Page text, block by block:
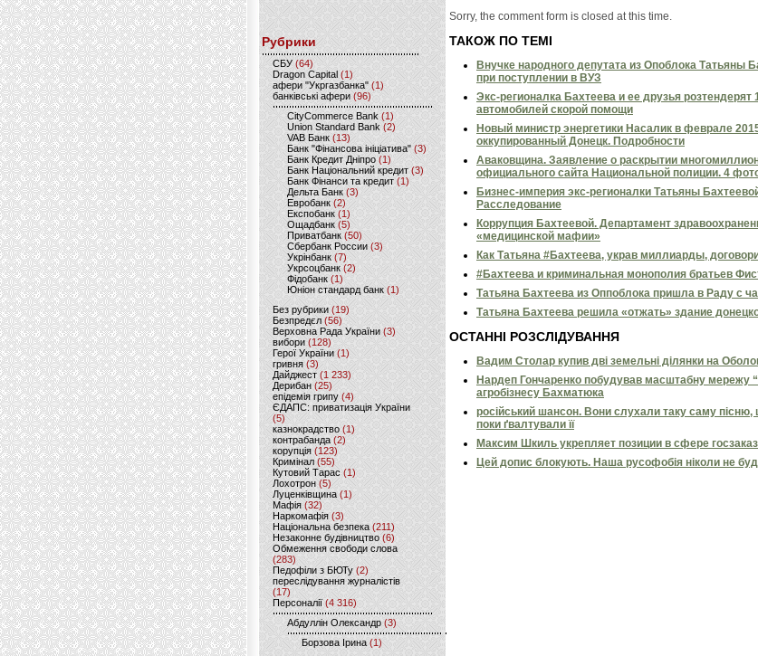
Рубрики
CБУ (64)
Dragon Capital (1)
афери "Укргазбанка" (1)
банківські афери (96)
CityCommerce Bank (1)
Union Standard Bank (2)
VAB Банк (13)
Банк "Фінансова ініціатива" (3)
Банк Кредит Дніпро (1)
Банк Національний кредит (3)
Банк Фінанси та кредит (1)
Дельта Банк (3)
Евробанк(2)
Експобанк (1)
Ощадбанк(5)
Приватбанк (50)
Сбербанк России (3)
Укрінбанк(7)
Укрсоцбанк (2)
Фідобанк (1)
Юніон стандард банк(1)
Без рубрики (19)
Безпредєл(56)
Верховна Рада України (3)
вибори(128)
Герої України(1)
гривня (3)
Дайджест (1 233)
Дерибан (25)
епідемія грипу (4)
ЄДАПС: приватизація України
(5)
казнокрадство (1)
контрабанда (2)
корупція (123)
Кримінал (55)
Кутовий Тарас (1)
Лохотрон(5)
Луценківщина (1)
Мафія (32)
Наркомафія (3)
Національна безпека (211)
Незаконне будівництво(6)
Обмеження свободи слова
(283)
Педофіли з БЮТу (2)
переслідування журналістів
(17)
Персоналії (4 316)
Абдуллін Олександр (3)
Борзова Ірина(1)
Sorry, the comment form is closed at this time.
ТАКОЖ ПО ТЕМІ
Внучке народного депутата из Опоблока Татьяны
при поступлении в ВУЗ
Экс-регионалка Бахтеева и ее друзья розтендерят
автомобилей скорой помощи
Новый министр энергетики Насалик в феврале
оккупированный Донецк. Подробности
Аваковщина. Заявление о раскрытии
официального сайта Национальной полиции. 4
Бизнес-империя экс-регионалки Татьяны
Расследование
Коррупция Бахтеевой. Департамент
«медицинской мафии»
Как Татьяна #Бахтеева, украв миллиарды,
#Бахтеева и криминальная монополия братьев
Татьяна Бахтеева из Оппоблока пришла в Раду с
Татьяна Бахтеева решила «отжать» здание
ОСТАННІ РОЗСЛІДУВАННЯ
Вадим Столар купив дві земельні ділянки на
Нардеп Гончаренко побудував масштабну мережу
агробізнесу Бахматюка
російський шансон. Вони слухали таку саму
поки ґвалтували її
Максим Шкиль укрепляет позиции в сфере
Цей допис блокують. Наша русофобія ніколи не